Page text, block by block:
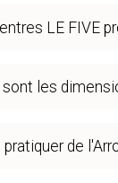
LE FIVE
les
de